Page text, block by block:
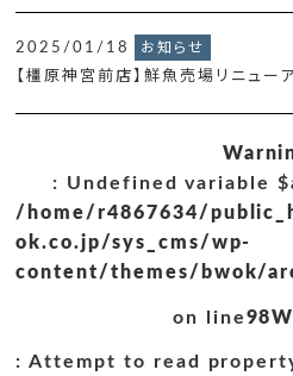
2025/01/18 お知らせ
【橿原神宮前店】鮮魚売場リニュー
: Undefined variable
/home/r4867634/
ok.co.jp/sys_cms/wp-
content/themes/bwok/
on line98
: Attempt to read